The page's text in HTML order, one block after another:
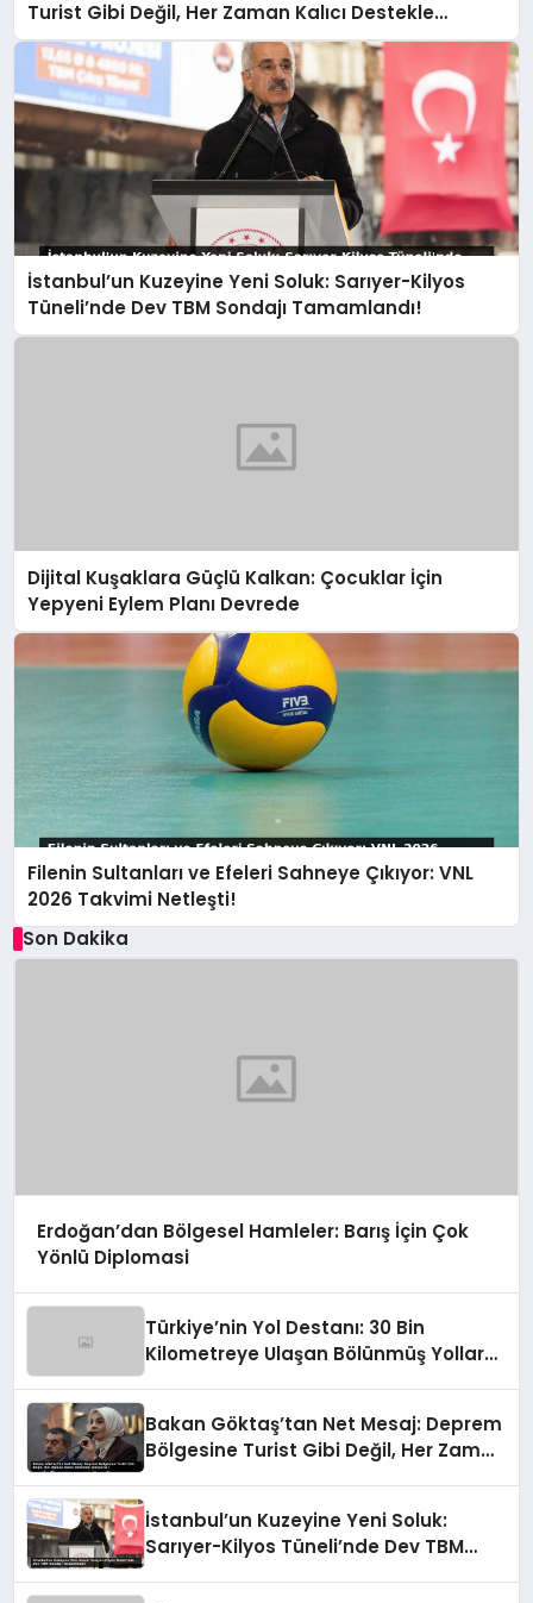
Turist Gibi Değil, Her Zaman Kalıcı Destekle
Gidiyoruz!
İstanbul’un Kuzeyine Yeni Soluk: Sarıyer-Kilyos
Tüneli’nde Dev TBM Sondajı Tamamlandı!
Dijital Kuşaklara Güçlü Kalkan: Çocuklar İçin
Yepyeni Eylem Planı Devrede
Filenin Sultanları ve Efeleri Sahneye Çıkıyor: VNL
2026 Takvimi Netleşti!
Son Dakika
Erdoğan’dan Bölgesel Hamleler: Barış İçin Çok
Yönlü Diplomasi
Türkiye’nin Yol Destanı: 30 Bin
Kilometreye Ulaşan Bölünmüş Yollar
Bakan Göktaş’tan Net Mesaj: Deprem
Bölgesine Turist Gibi Değil, Her Zaman
İstanbul’un Kuzeyine Yeni Soluk:
Sarıyer-Kilyos Tüneli’nde Dev TBM